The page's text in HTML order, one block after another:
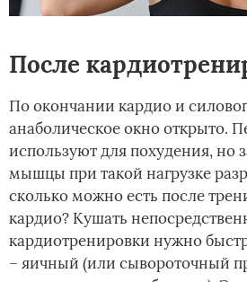
После
По окончании кардио и
анаболическое окно открыто.
используют для похудения, но
мышцы при такой нагрузке
сколько можно есть после
кардио? Кушать
кардиотренировки нужно
– яичный (или сывороточный